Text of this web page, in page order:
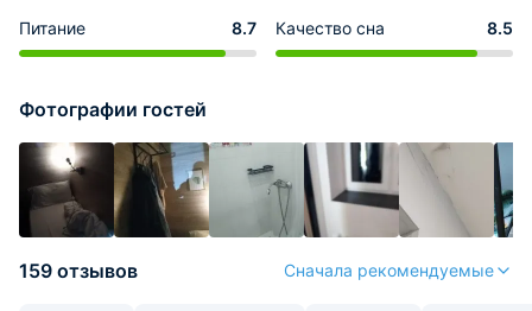
Питание 8.7 Качество сна 8.5
Фотографии гостей
159 отзывов Сначала рекомендуемые